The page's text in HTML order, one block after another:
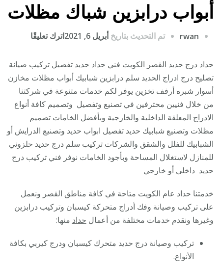
أبواب درابزين شباك مظلات
rwan تم التحديث بتاريخأبريل 6, 2021 اترك تعليقًا
درج
حديد
القصر
/
/
فني
حداد
شباك
مظلات
حداد درج حديد القصر الكويت فني حداد حديد تفصيل تركيب صيانة
تصليح درج ادراج الحديد سلم درابزين شبابيك أبواب مظلات مخازن
أسوار شبره أرفف تخزين يوفر لكم خدمات متنوعة في شركتنا
من خلال فنيين محترفين في تصنيع وتفصيل وتصميم كافة أنواع
الادراج المعلقة الداخلية والخارجية وبأفضل الخامات تصميم
مظلات وتصنيع شبابيك حديد تفصيل ابواب حديد وتصنيع الدرايش أو
الشبابيك للفلل والشقق والشركات تركيب سلم درج حديد حلزوني
للمنازل لاستغلال المساحة وبأجود الخامات نوفر فني تركيب درج
حديد داخلي أو خارجي
خدمتنا حداد عام الكويت متاحة في كافة مناطق القصر ونعمل
على تركيب وصيانة وفك أدراج متحركة كيسبان وتركيب درابزين
وغيرها ونقدم خدمات مختلفة من أعمال حداد منها:
تركيب وصيانة درج حديد متحرك كيسبان ودرج كيربي بكافة
الأنواع.